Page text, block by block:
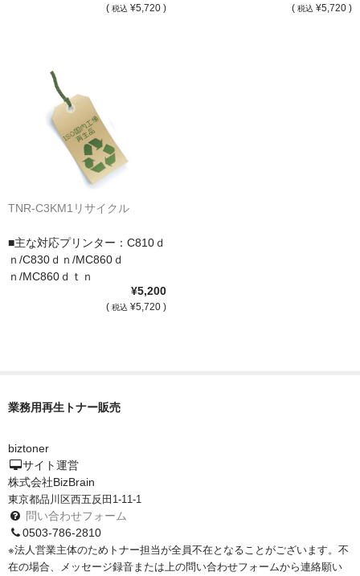
( 税込 ¥5,720 ) ( 税込 ¥5,720 )
TNR-C3KM1リサイクル
■主な対応プリンター：C810ｄ
ｎ/C830ｄｎ/MC860ｄ
ｎ/MC860ｄｔｎ
¥5,200
( 税込 ¥5,720 )
業務用再生トナー販売
biztoner
サイト運営
株式会社BizBrain
東京都品川区西五反田1-11-1
問い合わせフォーム
0503-786-2810
※法人営業主体のためトナー担当が全員不在となることがございます。不
在の場合、メッセージ録音または上の問い合わせフォームから連絡願い